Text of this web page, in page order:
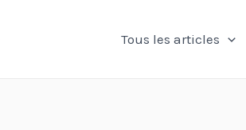
Tous les articles